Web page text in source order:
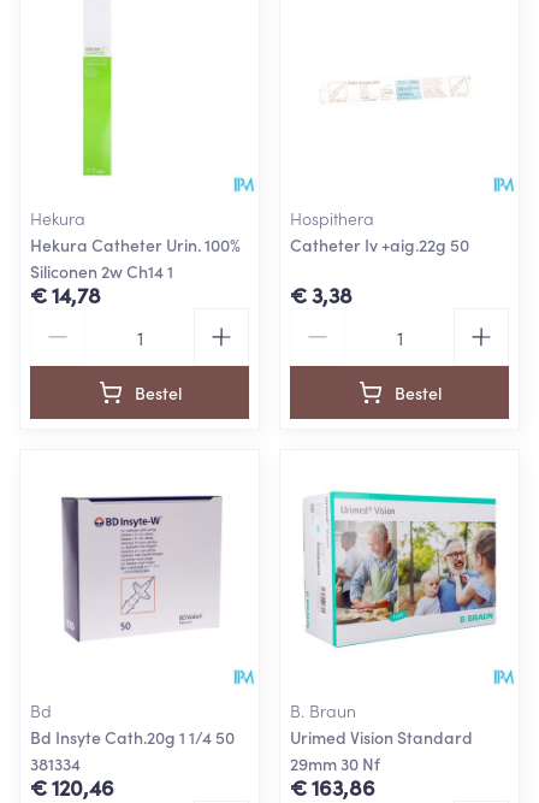
Hekura
Hekura Catheter Urin. 100%
Siliconen 2w Ch14 1
€ 14,78
Bestel
Hospithera
Catheter Iv +aig.22g 50
€ 3,38
Bestel
Bd
Bd Insyte Cath.20g 1 1/4 50
381334
€ 120,46
B. Braun
Urimed Vision Standard
29mm 30 Nf
€ 163,86